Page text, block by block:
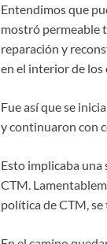
Entendimos que
mostró permeable
reparación y
en el interior de
Fue así que se
y continuaron con
Esto implicaba
CTM.
política de CTM,